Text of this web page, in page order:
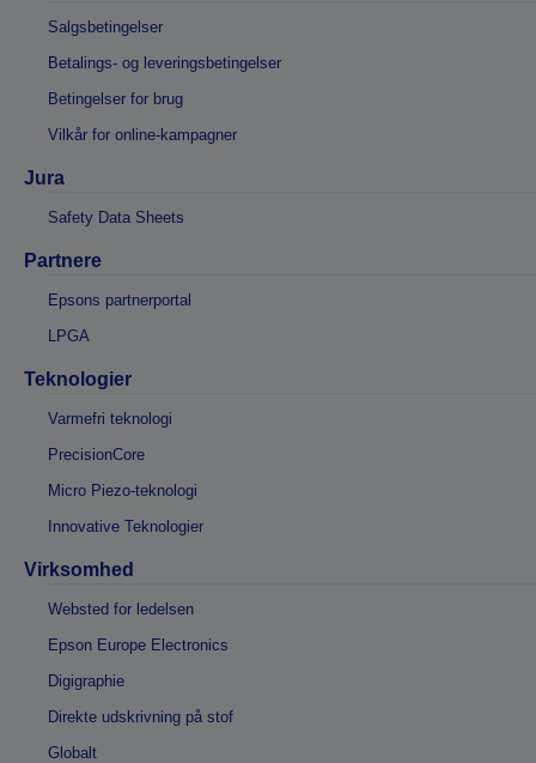
Salgsbetingelser
Betalings- og leveringsbetingelser
Betingelser for brug
Vilkår for online-kampagner
Jura
Safety Data Sheets
Partnere
Epsons partnerportal
LPGA
Teknologier
Varmefri teknologi
PrecisionCore
Micro Piezo-teknologi
Innovative Teknologier
Virksomhed
Websted for ledelsen
Epson Europe Electronics
Digigraphie
Direkte udskrivning på stof
Globalt